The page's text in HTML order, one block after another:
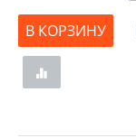
В КОРЗИНУ